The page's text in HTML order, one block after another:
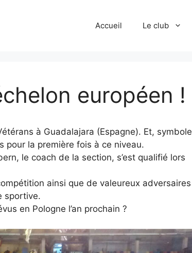
Accueil Le club
européen !
à Guadalajara (Espagne). Et, symbole
pour la première fois à ce niveau.
le coach de la section, s’est qualifié lors
ainsi que de valeureux adversaires
sportive.
en Pologne l’an prochain ?